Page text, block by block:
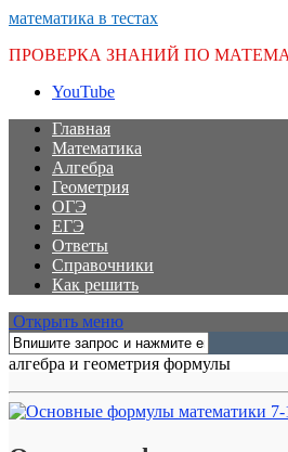
математика в тестах
ПРОВЕРКА ЗНАНИЙ ПО
YouTube
Главная
Математика
Алгебра
Геометрия
ОГЭ
ЕГЭ
Ответы
Справочники
Как решить
Открыть меню
алгебра и геометрия формулы